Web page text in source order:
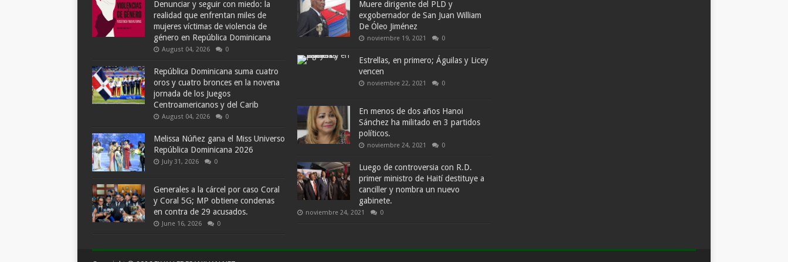
Denunciar y seguir con miedo: la
realidad que enfrentan miles de
mujeres víctimas de violencia de
género en República Dominicana
August 04, 2026 0
República Dominicana suma cuatro
oros y cuatro bronces en la novena
jornada de los Juegos
Centroamericanos y del Carib
August 04, 2026 0
Melissa Núñez gana el Miss Universo
República Dominicana 2026
July 31, 2026 0
Generales a la cárcel por caso Coral
y Coral 5G; MP obtiene condenas
en contra de 29 acusados.
June 16, 2026 0
Muere dirigente del PLD y
exgobernador de San Juan William
De Óleo Jiménez
noviembre 19, 2021 0
Estrellas, en primero; Águilas y Licey
vencen
noviembre 22, 2021 0
En menos de dos años Hanoi
Sánchez ha militado en 3 partidos
políticos.
noviembre 24, 2021 0
Luego de controversia con R.D.
primer ministro de Haití destituye a
canciller y nombra un nuevo
gabinete.
noviembre 24, 2021 0